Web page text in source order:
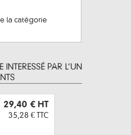
la catégorie
PAR L’UN
29,40 € HT
35,28 € TTC